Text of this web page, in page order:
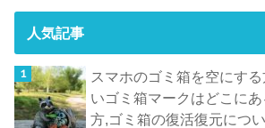
人気記事
スマホのゴミ箱を空にす
いゴミ箱マークはどこに
方,ゴミ箱の復活復元につ